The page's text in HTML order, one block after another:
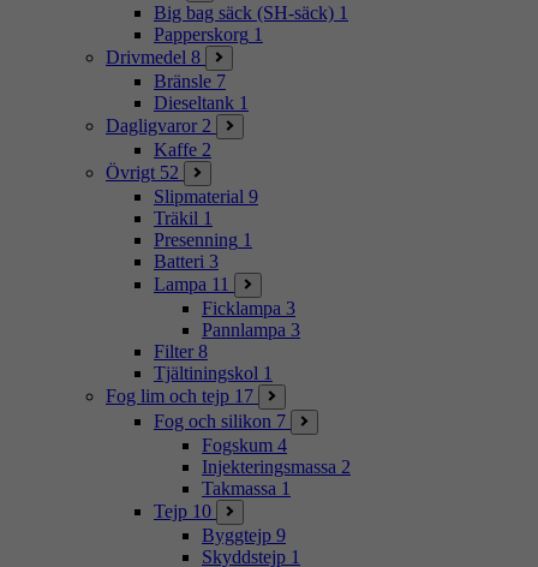
Big bag säck (SH-säck) 1
Papperskorg 1
Drivmedel 8
Bränsle 7
Dieseltank 1
Dagligvaror 2
Kaffe 2
Övrigt 52
Slipmaterial 9
Träkil 1
Presenning 1
Batteri 3
Lampa 11
Ficklampa 3
Pannlampa 3
Filter 8
Tjältiningskol 1
Fog lim och tejp 17
Fog och silikon 7
Fogskum 4
Injekteringsmassa 2
Takmassa 1
Tejp 10
Byggtejp 9
Skyddstejp 1